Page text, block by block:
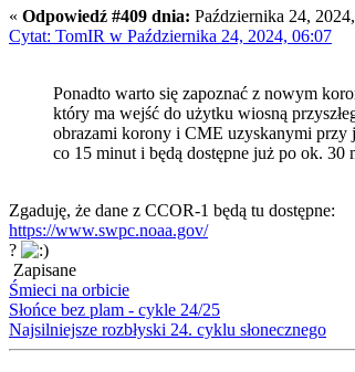
« Odpowiedź #409 dnia: Października 24,
Cytat: TomIR w Października 24, 2024, 06:07
Ponadto warto się zapoznać z nowym
który ma wejść do użytku wiosną
obrazami korony i CME uzyskanymi przy
co 15 minut i będą dostępne już po ok.
Zgaduję, że dane z CCOR-1 będą tu dostępne:
https://www.swpc.noaa.gov/
?
Zapisane
Śmieci na orbicie
Słońce bez plam - cykle 24/25
Najsilniejsze rozbłyski 24. cyklu słonecznego